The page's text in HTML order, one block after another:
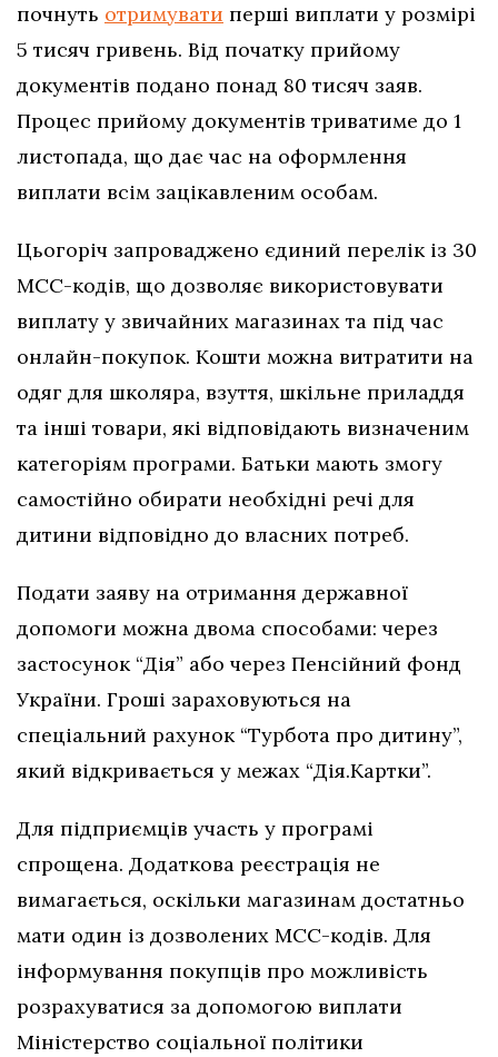
почнуть отримувати перші виплати у розмірі
5 тисяч гривень. Від початку прийому
документів подано понад 80 тисяч заяв.
Процес прийому документів триватиме до 1
листопада, що дає час на оформлення
виплати всім зацікавленим особам.
Цьогоріч запроваджено єдиний перелік із 30
МСС-кодів, що дозволяє використовувати
виплату у звичайних магазинах та під час
онлайн-покупок. Кошти можна витратити на
одяг для школяра, взуття, шкільне приладдя
та інші товари, які відповідають визначеним
категоріям програми. Батьки мають змогу
самостійно обирати необхідні речі для
дитини відповідно до власних потреб.
Подати заяву на отримання державної
допомоги можна двома способами: через
застосунок “Дія” або через Пенсійний фонд
України. Гроші зараховуються на
спеціальний рахунок “Турбота про дитину”,
який відкривається у межах “Дія.Картки”.
Для підприємців участь у програмі
спрощена. Додаткова реєстрація не
вимагається, оскільки магазинам достатньо
мати один із дозволених МСС-кодів. Для
інформування покупців про можливість
розрахуватися за допомогою виплати
Міністерство соціальної політики